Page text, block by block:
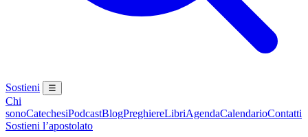
Sostieni ☰
Chi
sonoCatechesiPodcastBlogPreghiereLibriAgendaCalendarioContatti
Sostieni l’apostolato